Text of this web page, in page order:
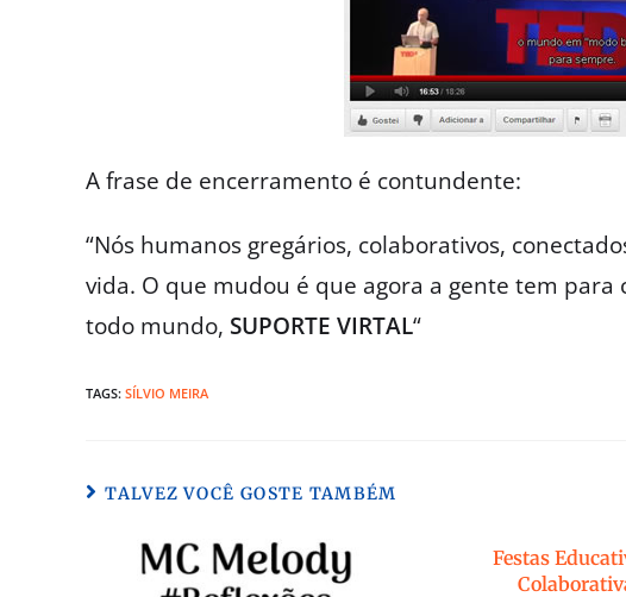
A frase de encerramento é contundente:
“Nós humanos gregários, colaborativos,
vida. O que mudou é que agora a gente tem para
todo mundo, SUPORTE VIRTAL“
TAGS: SÍLVIO MEIRA
TALVEZ VOCÊ GOSTE TAMBÉM
Festas